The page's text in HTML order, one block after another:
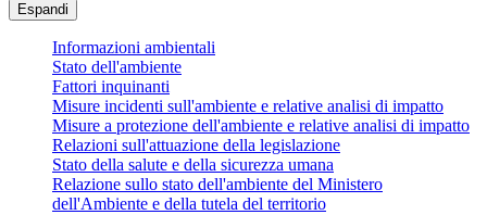
Espandi
Informazioni ambientali
Stato dell'ambiente
Fattori inquinanti
Misure incidenti sull'ambiente e relative analisi di impatto
Misure a protezione dell'ambiente e relative analisi di impatto
Relazioni sull'attuazione della legislazione
Stato della salute e della sicurezza umana
Relazione sullo stato dell'ambiente del Ministero
dell'Ambiente e della tutela del territorio